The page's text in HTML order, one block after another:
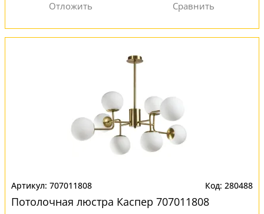
707011808 280488
Потолочная люстра Каспер 707011808